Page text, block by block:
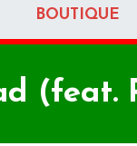
BOUTIQUE
(feat.